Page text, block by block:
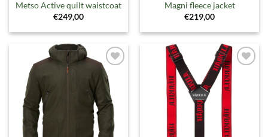
Metso Active quilt waistcoat
€249,00
Magni fleece jacket
€219,00
Toevoegen
aan
verlanglijst
Toevoegen
verlanglijst